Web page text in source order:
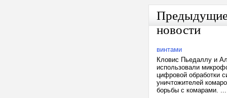
новости
винтами
Кловис Пьедаллу и
использовали
цифровой обработки
уничтожителей
борьбы с комарами. ...